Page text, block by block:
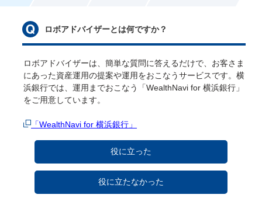
ロボアドバイザーとは何ですか？
ロボアドバイザーは、簡単な質問に答えるだけで、お客さま
にあった資産運用の提案や運用をおこなうサービスです。横
浜銀行では、運用までおこなう「WealthNavi for 横浜銀行」
をご用意しています。
「WealthNavi for 横浜銀行」
役に立った
役に立たなかった